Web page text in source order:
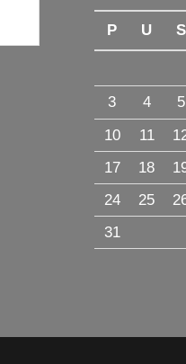
P U S
3
4 5
10
11
17
18
24
25
31